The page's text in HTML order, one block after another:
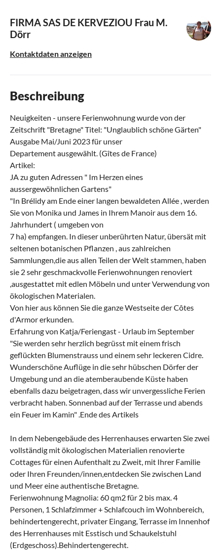
FIRMA SAS DE KERVEZIOU Frau M.
Dörr
Kontaktdaten anzeigen
Beschreibung
Neuigkeiten - unsere Ferienwohnung wurde von der
Zeitschrift "Bretagne" Titel: "Unglaublich schöne Gärten"
Ausgabe Mai/Juni 2023 für unser
Departement ausgewählt. (Gîtes de France)
Artikel:
JA zu guten Adressen " Im Herzen eines
aussergewöhnlichen Gartens"
"In Brélidy am Ende einer langen bewaldeten Allée , werden
Sie von Monika und James in Ihrem Manoir aus dem 16.
Jahrhundert ( umgeben von
7 ha) empfangen. In dieser unberührten Natur, übersät mit
seltenen botanischen Pflanzen , aus zahlreichen
Sammlungen,die aus allen Teilen der Welt stammen, haben
sie 2 sehr geschmackvolle Ferienwohnungen renoviert
,ausgestattet mit edlen Möbeln und unter Verwendung von
ökologischen Materialen.
Von hier aus können Sie die ganze Westseite der Côtes
d'Armor erkunden.
Erfahrung von Katja/Feriengast - Urlaub im September
"Sie werden sehr herzlich begrüsst mit einem frisch
geflückten Blumenstrauss und einem sehr leckeren Cidre.
Wunderschöne Auflüge in die sehr hübschen Dörfer der
Umgebung und an die atemberaubende Küste haben
ebenfalls dazu beigetragen, dass wir unvergessliche Ferien
verbracht haben. Sonnenbad auf der Terrasse und abends
ein Feuer im Kamin" .Ende des Artikels
In dem Nebengebäude des Herrenhauses erwarten Sie zwei
vollständig mit ökologischen Materialien renovierte
Cottages für einen Aufenthalt zu Zweit, mit Ihrer Familie
oder Ihren Freunden/innen,entdecken Sie zwischen Land
und Meer eine authentische Bretagne.
Ferienwohnung Magnolia: 60 qm2 für 2 bis max. 4
Personen, 1 Schlafzimmer + Schlafcouch im Wohnbereich,
behindertengerecht, privater Eingang, Terrasse im Innenhof
des Herrenhauses mit Esstisch und Schaukelstuhl
(Erdgeschoss).Behindertengerecht.